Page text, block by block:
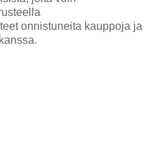
onnistuneita kauppoja ja